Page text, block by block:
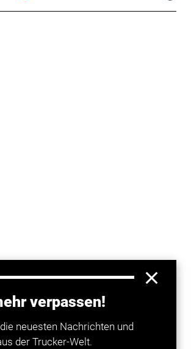
verpassen!
neuesten Nachrichten und
der Trucker-Welt.
Automobilclub der Welt, hat
Angebot zum Kauf des
Das bestätigte ein Sprecher
Bericht in der Koblenzer